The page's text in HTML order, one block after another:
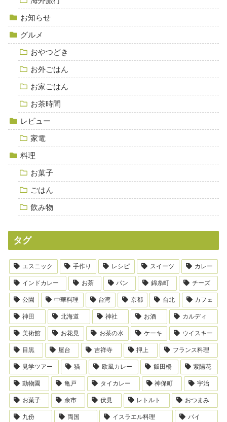
お知らせ
グルメ
おやつどき
お外ごはん
お家ごはん
お茶時間
レビュー
家電
料理
お菓子
ごはん
飲み物
タグ
エスニック 手作り レシピ スイーツ カレー
インドカレー お茶 パン 錦糸町 チーズ
公園 中華料理 台湾 京都 台北 カフェ
神田 北海道 神社 お酒 カルディ
美術館 お花見 お茶の水 ケーキ ウイスキー
目黒 屋台 吉祥寺 押上 フランス料理
見学ツアー 猫 欧風カレー 飯田橋 紫陽花
動物園 亀戸 タイカレー 神保町 宇治
お菓子 余市 伏見 レトルト おつまみ
九份 両国 イスラエル料理 パイ